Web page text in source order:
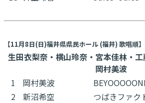
【11月8日(日)福井県県民ホール (福井) 歌唱順】
生田衣梨奈・横山玲奈・宮本佳林・工
岡村美波
1
岡村美波
2
新沼希空
つばきファク